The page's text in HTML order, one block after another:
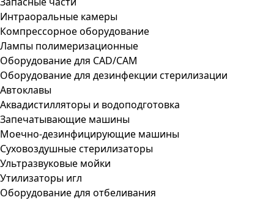
Интраоральные камеры
Компрессорное оборудование
Лампы полимеризационные
Оборудование для CAD/CAM
Оборудование для дезинфекции стерилизации
Автоклавы
Аквадистилляторы и водоподготовка
Запечатывающие машины
Моечно-дезинфицирующие машины
Суховоздушные стерилизаторы
Ультразвуковые мойки
Утилизаторы игл
Оборудование для отбеливания